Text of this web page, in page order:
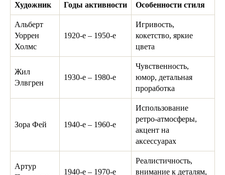
Художник Годы активности Особенности стиля
Альберт
Уоррен
Холмс
1920-е – 1950-е
Игривость,
кокетство, яркие
цвета
Жил
Элвгрен
1930-е – 1980-е
Чувственность,
юмор, детальная
проработка
Зора Фей 1940-е – 1960-е
Использование
ретро-атмосферы,
акцент на
аксессуарах
Артур
1940-е – 1970-е
Реалистичность,
внимание к деталям,